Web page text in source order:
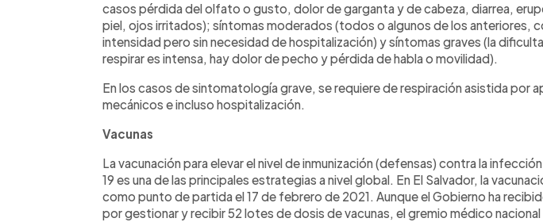
casos pérdida del olfato o gusto, dolor de garganta y de cabeza, diarrea,
piel, ojos irritados); síntomas moderados (todos o algunos de los anteriores,
intensidad pero sin necesidad de hospitalización) y síntomas graves (la
respirar es intensa, hay dolor de pecho y pérdida de habla o movilidad).
En los casos de sintomatología grave, se requiere de respiración asistida por
mecánicos e incluso hospitalización.
Vacunas
La vacunación para elevar el nivel de inmunización (defensas) contra la
19 es una de las principales estrategias a nivel global. En El Salvador, la
como punto de partida el 17 de febrero de 2021. Aunque el Gobierno ha
por gestionar y recibir 52 lotes de dosis de vacunas, el gremio médico nacional